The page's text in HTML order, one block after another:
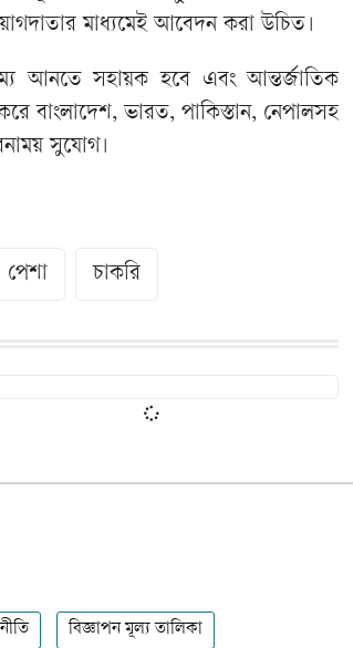
মাধ্যমেই আবেদন করা উচিত।
আনতে সহায়ক হবে এবং আন্তর্জাতিক
বাংলাদেশ, ভারত, পাকিস্তান, নেপালসহ
সুযোগ।
পেশা চাকরি
বিজ্ঞাপন মূল্য তালিকা